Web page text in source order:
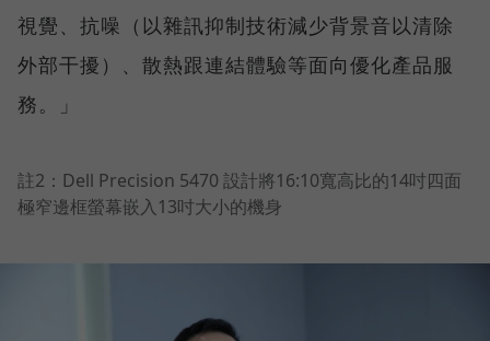
視覺、抗噪（以雜訊抑制技術減少背景音以清除
外部干擾）、散熱跟連結體驗等面向優化產品服
務。」
註2：Dell Precision 5470 設計將16:10寬高比的14吋四面
極窄邊框螢幕嵌入13吋大小的機身